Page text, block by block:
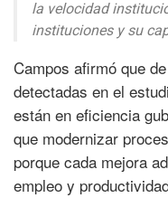
la velocidad
instituciones y su
Campos afirmó que
detectadas en el
están en eficiencia
que modernizar
porque cada mejora
empleo y